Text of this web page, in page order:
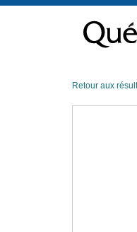
contenu
Retour aux